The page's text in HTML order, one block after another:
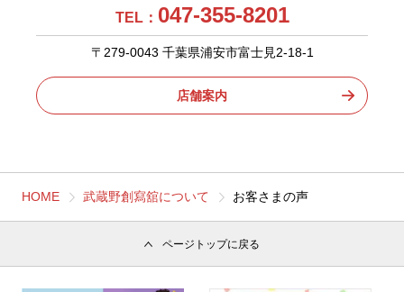
TEL： 047-355-8201
〒279-0043 千葉県浦安市富士見2-18-1
店舗案内
HOME 武蔵野創寫舘について お客さまの声
ページトップに戻る